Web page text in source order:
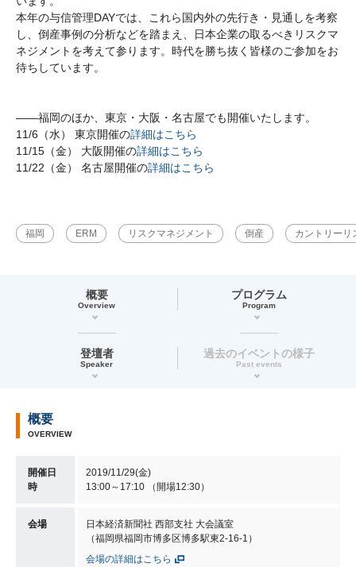
本年の与信管理DAYでは、これら国内外の先行き・見通しを考察
し、倒産事例の分析などを踏まえ、日本企業の取るべきリスクマ
ネジメントを考えて参ります。時代を勝ち抜く皆様のご参加をお
待ちしています。
――福岡のほか、東京・大阪・名古屋でも開催いたします。
11/6（水） 東京開催の詳細はこちら
11/15（金） 大阪開催の詳細はこちら
11/22（金） 名古屋開催の詳細はこちら
福岡 ERM リスクマネジメント 倒産 カントリーリ
概要
Overview
プログラム
Program
登壇者
Speaker
過去のイベントの様子
Past events
概要
OVERVIEW
開催日
時
2019/11/29(金)
13:00～17:10 （開場12:30）
会場
日本経済新聞社 西部支社 大会議室
（福岡県福岡市博多区博多駅東2-16-1）
会場の詳細はこちら